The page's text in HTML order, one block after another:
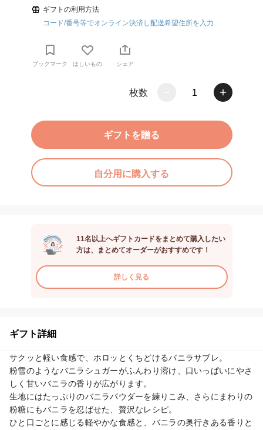
ギフトの利用方法
コード/番号等でオンライン決済し配送希望住所を入力
ブックマーク ほしいもの シェア
枚数 1
ギフトを贈る
自分用に購入する
11名以上へギフトカードをまとめて購入したい
方は、まとめてオーダーがおすすめです！
詳しく見る
ギフト詳細
サクッと軽い食感で、ホロッとくちどけるバニラサブレ。
粉雪のようなバニラシュガーがふんわり溶け、口いっぱいにやさ
しく甘いバニラの香りが広がります。
生地にはたっぷりのバニラパウダーを練りこみ、さらにまわりの
粉糖にもバニラを忍ばせた、贅沢なレシピ。
ひと口ごとに感じる軽やかな食感と、バニラの奥行きある香りと